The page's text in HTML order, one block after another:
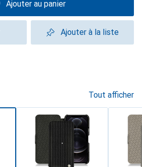
Ajouter au panier
Ajouter à la liste
Tout afficher